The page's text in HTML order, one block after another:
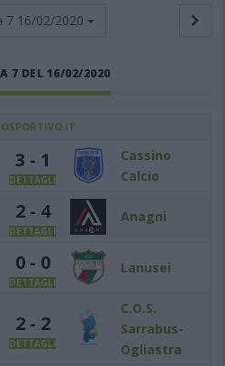
7 16/02/2020
7 DEL 16/02/2020
3 - 1
DETTAGLI
Cassino
Calcio
2 - 4
DETTAGLI
Anagni
0 - 0
DETTAGLI
Lanusei
2 - 2
DETTAGLI
C.O.S.
Sarrabus-
Ogliastra